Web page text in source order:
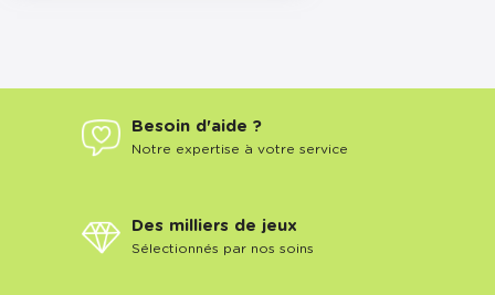
Besoin d'aide ?
Notre expertise à votre service
Des milliers de jeux
Sélectionnés par nos soins